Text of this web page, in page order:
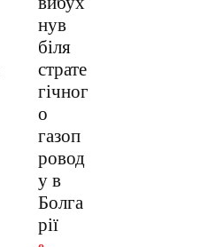
нув
біля
страте
гічног
о
газоп
ровод
у в
Болга
рії